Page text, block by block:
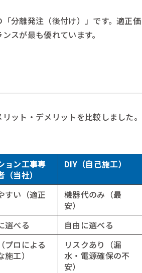
分離発注（後付け）」です。適正価
スが最も優れています。
ット・デメリットを比較しました。
ョン工事専
（当社）
DIY（自己施工）
すい（適正
機器代のみ（最
安）
選べる
自由に選べる
プロによる
工）
リスクあり（漏
水・電源確保の不
安）